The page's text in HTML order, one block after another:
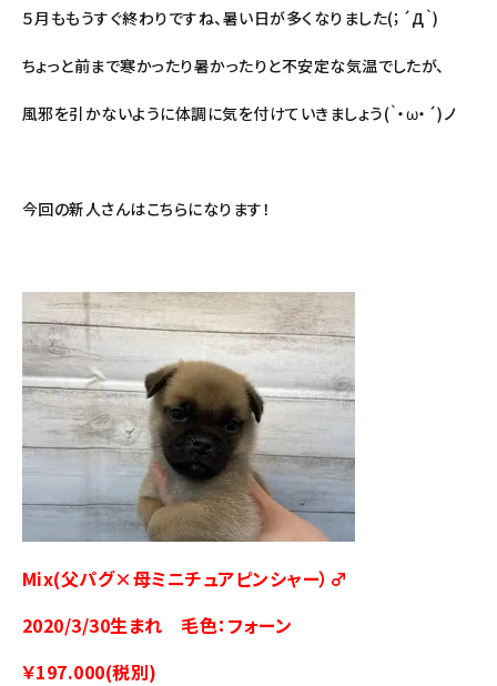
５月ももうすぐ終わりですね、暑い日が多くなりました(；´Д｀)
ちょっと前まで寒かったり暑かったりと不安定な気温でしたが、
風邪を引かないように体調に気を付けていきましょう(｀・ω・´)ノ
今回の新人さんはこちらになります！
Mix(父パグ×母ミニチュアピンシャー）♂
2020/3/30生まれ 毛色：フォーン
￥197.000(税別)